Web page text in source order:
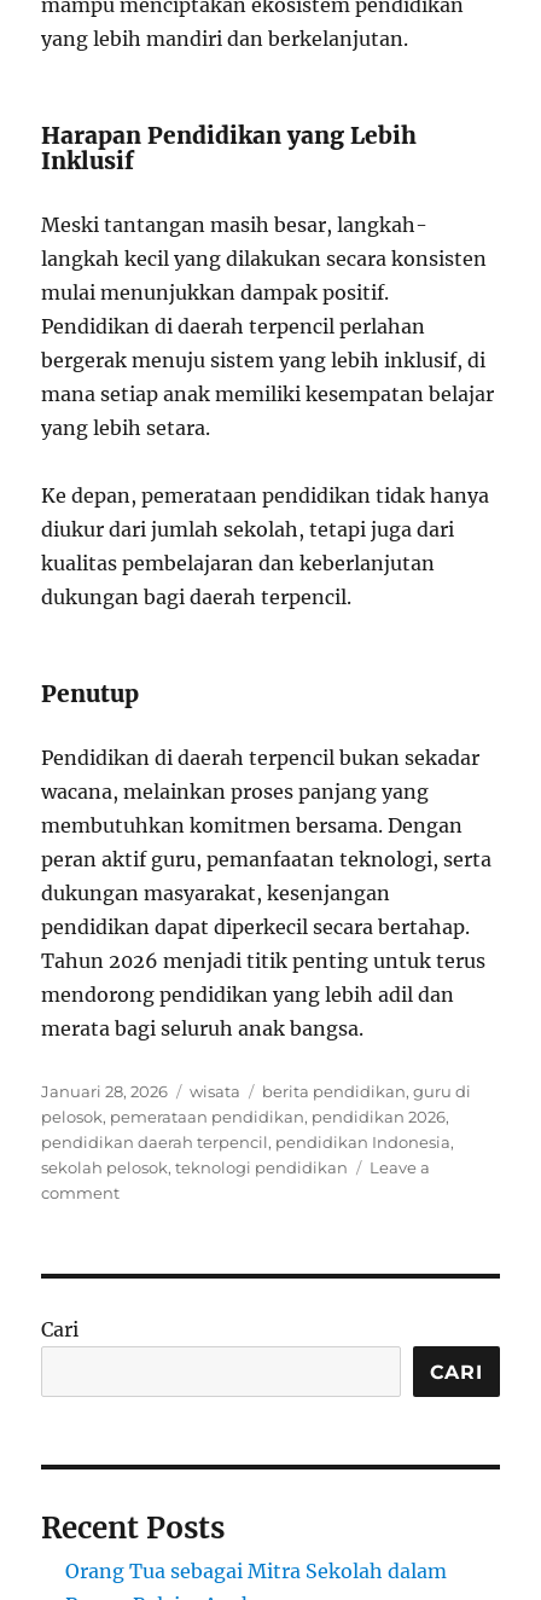
mampu menciptakan ekosistem pendidikan
yang lebih mandiri dan berkelanjutan.
Harapan Pendidikan yang Lebih
Inklusif
Meski tantangan masih besar, langkah-
langkah kecil yang dilakukan secara konsisten
mulai menunjukkan dampak positif.
Pendidikan di daerah terpencil perlahan
bergerak menuju sistem yang lebih inklusif, di
mana setiap anak memiliki kesempatan belajar
yang lebih setara.
Ke depan, pemerataan pendidikan tidak hanya
diukur dari jumlah sekolah, tetapi juga dari
kualitas pembelajaran dan keberlanjutan
dukungan bagi daerah terpencil.
Penutup
Pendidikan di daerah terpencil bukan sekadar
wacana, melainkan proses panjang yang
membutuhkan komitmen bersama. Dengan
peran aktif guru, pemanfaatan teknologi, serta
dukungan masyarakat, kesenjangan
pendidikan dapat diperkecil secara bertahap.
Tahun 2026 menjadi titik penting untuk terus
mendorong pendidikan yang lebih adil dan
merata bagi seluruh anak bangsa.
Posted
on
Januari 28, 2026 Categories
wisata Tags
berita pendidikan,guru di
pelosok, pemerataan pendidikan, pendidikan 2026,
pendidikan daerah terpencil, pendidikan Indonesia,
sekolah pelosok,teknologi pendidikan
Leave a
commenton
Peran
dan
Menjembatani
Cari
CARI
Recent Posts
Orang Tua sebagai Mitra Sekolah dalam